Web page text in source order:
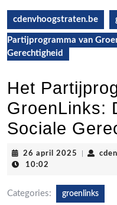
cdenvhoogstraten.be
Partijprogramma van
Gerechtigheid
Het
GroenLinks:
Sociale
26 april 2025 26
10:02
Categories: groenlinks